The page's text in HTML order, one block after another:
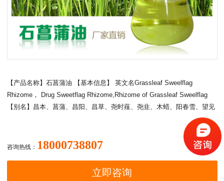
【产品名称】石菖蒲油 【基本信息】 英文名Grassleaf Sweelflag
Rhizome， Drug Sweetflag Rhizome,Rhizome of Grassleaf Sweelflag
【别名】昌本、菖蒲、昌阳、昌草、尧时薤、尧韭、木蜡、阳春雪、望见
咨询热线： 18000738807
立即咨询